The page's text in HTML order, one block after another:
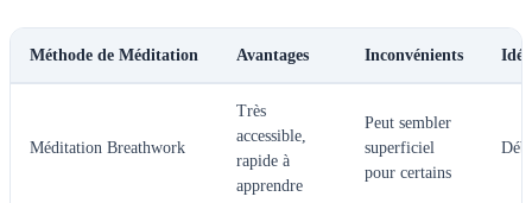
Méthode de Méditation Avantages Inconvénients
Méditation Breathwork
Très
accessible,
rapide à
apprendre
Peut sembler
superficiel
pour certains